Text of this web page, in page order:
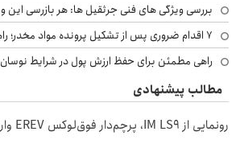
بررسی ویژگی های فنی جرثقیل ها: هر بازرسی این
۷ اقدام ضروری پس از تشکیل پرونده مواد مخدر؛ راهنمای خانواده‌ها
راهی مطمئن برای حفظ ارزش پول در شرایط نوسان
مطالب پیشنهادی
رونمایی از IM LS9، پرچم‌دار فوق‌لوکس EREV وارد بازار ایران شد